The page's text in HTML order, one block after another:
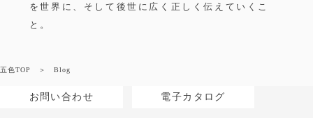
を世界に、そして後世に広く正しく伝えていくこ
と。
五色TOP Blog
お問い合わせ 電子カタログ